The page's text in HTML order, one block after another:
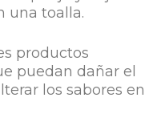
una toalla.
productos
puedan dañar el
los sabores en